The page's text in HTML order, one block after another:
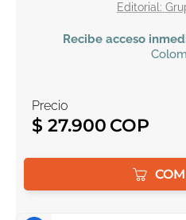
Recibe acceso
Precio
$ 27.900